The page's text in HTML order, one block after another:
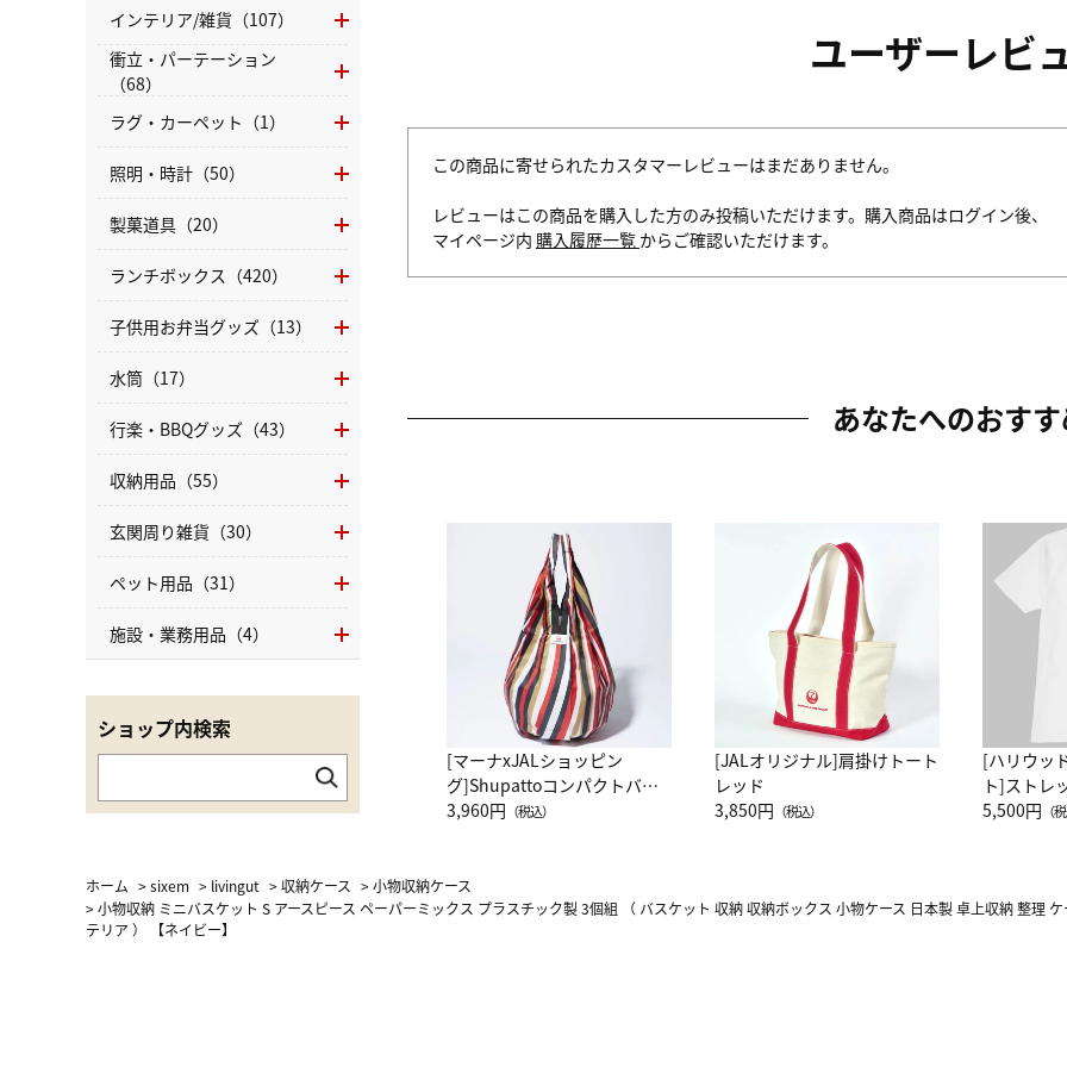
ユーザーレビ
この商品に寄せられたカスタマーレビューはまだありません。
レビューはこの商品を購入した方のみ投稿いただけます。購入商品はログイン後、
マイページ内 購入履歴一覧 からご確認いただけます。
あなたへのおす
[マーナxJALショッピン
グ]Shupattoコンパクトバッ
グ Drop JAL客室乗務員
3,960円 （税込）
[JALオリジナル]肩掛けトート
レッド
3,850円 （税込）
[ハリウッ
ト]ストレ
ーネック
5,500円 （
インテリア/雑貨（107）
衝立・パーテーション
（68）
ラグ・カーペット（1）
照明・時計（50）
製菓道具（20）
ランチボックス（420）
子供用お弁当グッズ（13）
水筒（17）
行楽・BBQグッズ（43）
収納用品（55）
玄関周り雑貨（30）
ペット用品（31）
施設・業務用品（4）
ショップ内検索
ホーム >sixem > livingut >収納ケース >小物収納ケース
>小物収納 ミニバスケット S アースピース ペーパーミックス プラスチック製 3個組 （ バスケット 収納 収納ボックス 小物ケース 日本製 卓上収納 整理
テリア ） 【ネイビー】